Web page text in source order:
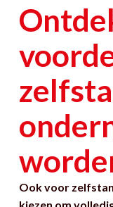
Ook voor
kiezen om